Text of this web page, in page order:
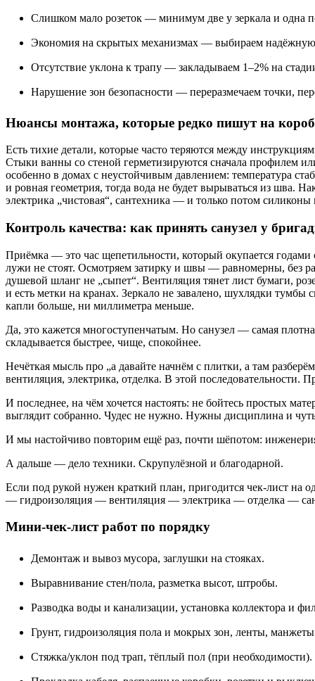
Слишком мало розеток — минимум две у зеркала и одна
Экономия на скрытых механизмах — выбираем надёжную
Отсутствие уклона к трапу — закладываем 1–2% на
Нарушение зон безопасности — переразмечаем точки,
Нюансы монтажа, которые редко пишут на
Есть тихие детали, которые часто теряются между
Стыки ванны со стеной герметизируются сначала профилем
особенно в домах с неустойчивым давлением: температура
и ровная геометрия, тогда вода не будет вырываться из шва.
электрика „чистовая“, сантехника — и только потом силиконы
Контроль качества: как принять санузел у
Приёмка — это час щепетильности, который окупается
лужи не стоят. Осмотряем затирку и швы — равномерны, без
душевой шланг не „сыпет“. Вентиляция тянет лист бумаги,
и есть метки на кранах. Зеркало не завалено, шухлядки
капли больше, ни миллиметра меньше.
Да, это кажется многоступенчатым. Но санузел — самая
складывается быстрее, чище, спокойнее.
Нечёткая мысль про „а давайте начнём с плитки, а там
вентиляция, электрика, отделка. В этой последовательности.
И последнее, на чём хочется настоять: не бойтесь простых
выглядит собранно. Чудес не нужно. Нужны дисциплина и
И мы настойчиво повторим ещё раз, почти шёпотом:
А дальше — дело техники. Скрупулёзной и благодарной.
Если под рукой нужен краткий план, пригодится чек-лист на
— гидроизоляция — вентиляция — электрика — отделка —
Мини-чек-лист работ по порядку
Демонтаж и вывоз мусора, заглушки на стояках.
Выравнивание стен/пола, разметка высот, штробы.
Разводка воды и канализации, установка коллектора и
Грунт, гидроизоляция пола и мокрых зон, ленты,
Стяжка/уклон под трап, тёплый пол (при необходимости).